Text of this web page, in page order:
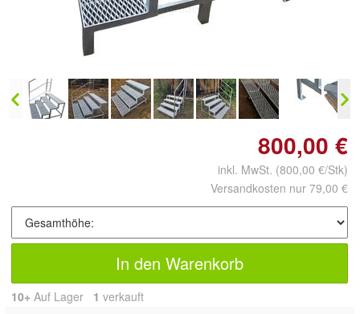
vergrößern
800,00 €
inkl. MwSt. (800,00 €/Stk)
Versandkosten nur 79,00 €
In den Warenkorb
10+ Auf Lager 1 verkauft